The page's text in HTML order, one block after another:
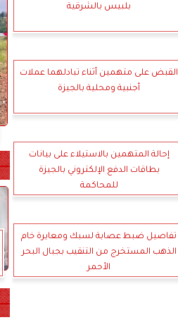
بلبيس بالشرقية
القبض على متهمين أثناء تبادلهما عملات
أجنبية ومحلية بالجيزة
إحالة المتهمين بالاستيلاء على بيانات
بطاقات الدفع الإلكتروني بالجيزة
للمحاكمة
تفاصيل ضبط عصابة لسبك ومعايرة خام
الذهب المستخرج من التنقيب بجبال البحر
الأحمر